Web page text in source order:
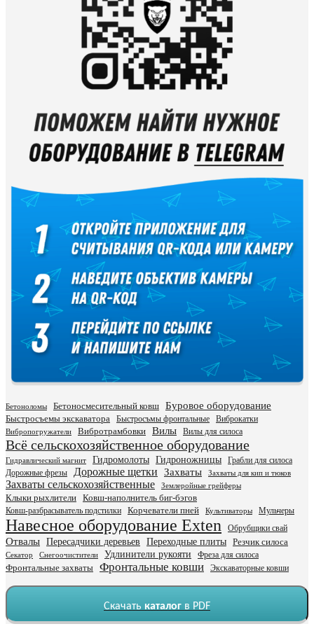
Бетоноломы Бетоносмесительный ковш Буровое оборудование
Быстросъемы экскаватора Быстросъмы фронтальные Виброкатки
Вибропогружатели Вибротрамбовки Вилы Вилы для силоса
Всё сельскохозяйственное оборудование
Гидравлический магнит Гидромолоты Гидроножницы
Грабли для силоса
Дорожные фрезы
Дорожные щетки Захваты Захваты для кип и тюков
Захваты сельскохозяйственные Землеройные грейферы
Клыки рыхлители
Ковш-наполнитель биг-бэгов
Ковш-разбрасыватель подстилки
Корчеватели пней Культиваторы Мульчеры
Навесное оборудование Exten Обрубщики свай
Отвалы Пересадчики деревьев Переходные плиты Резчик силоса
Секатор Снегоочистители Удлинители рукояти
Фреза для силоса
Фронтальные захваты
Фронтальные ковши Экскаваторные ковши
Скачать каталог в PDF